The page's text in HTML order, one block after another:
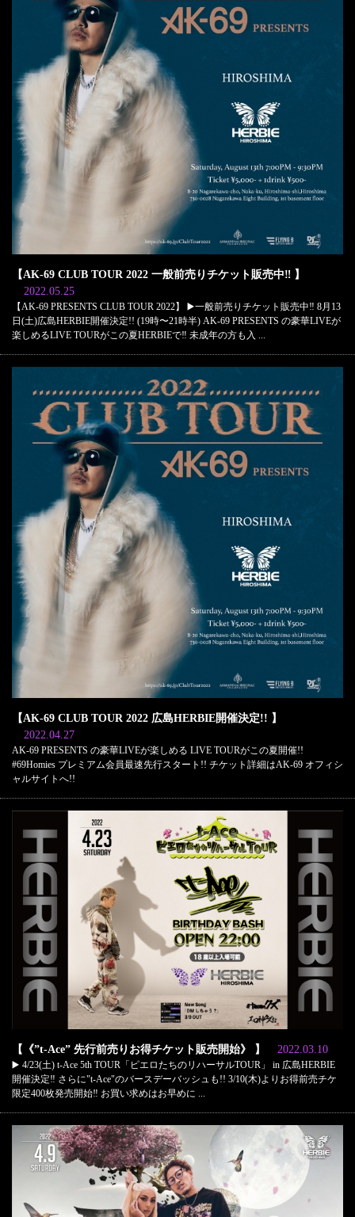
【AK-69 CLUB TOUR 2022 一般前売りチケット販売中‼️ 】
2022.05.25
【AK-69 PRESENTS CLUB TOUR 2022】 ▶️一般前売りチケット販売中‼️ 8月13
日(土)広島HERBIE開催決定!! (19時〜21時半) AK-69 PRESENTS の豪華LIVEが
楽しめるLIVE TOURがこの夏HERBIEで‼️ 未成年の方も入 ...
【AK-69 CLUB TOUR 2022 広島HERBIE開催決定!! 】
2022.04.27
AK-69 PRESENTS の豪華LIVEが楽しめる LIVE TOURがこの夏開催!!
#69Homies プレミアム会員最速先行スタート!! チケット詳細はAK-69 オフィシ
ャルサイトへ!!
【《”t-Ace” 先行前売りお得チケット販売開始》 】 2022.03.10
▶️ 4/23(土) t-Ace 5th TOUR「ピエロたちのリハーサルTOUR」 in 広島HERBIE
開催決定‼️ さらに"t-Ace"のバースデーバッシュも!! 3/10(木)よりお得前売チケ
限定400枚発売開始‼️ お買い求めはお早めに ...